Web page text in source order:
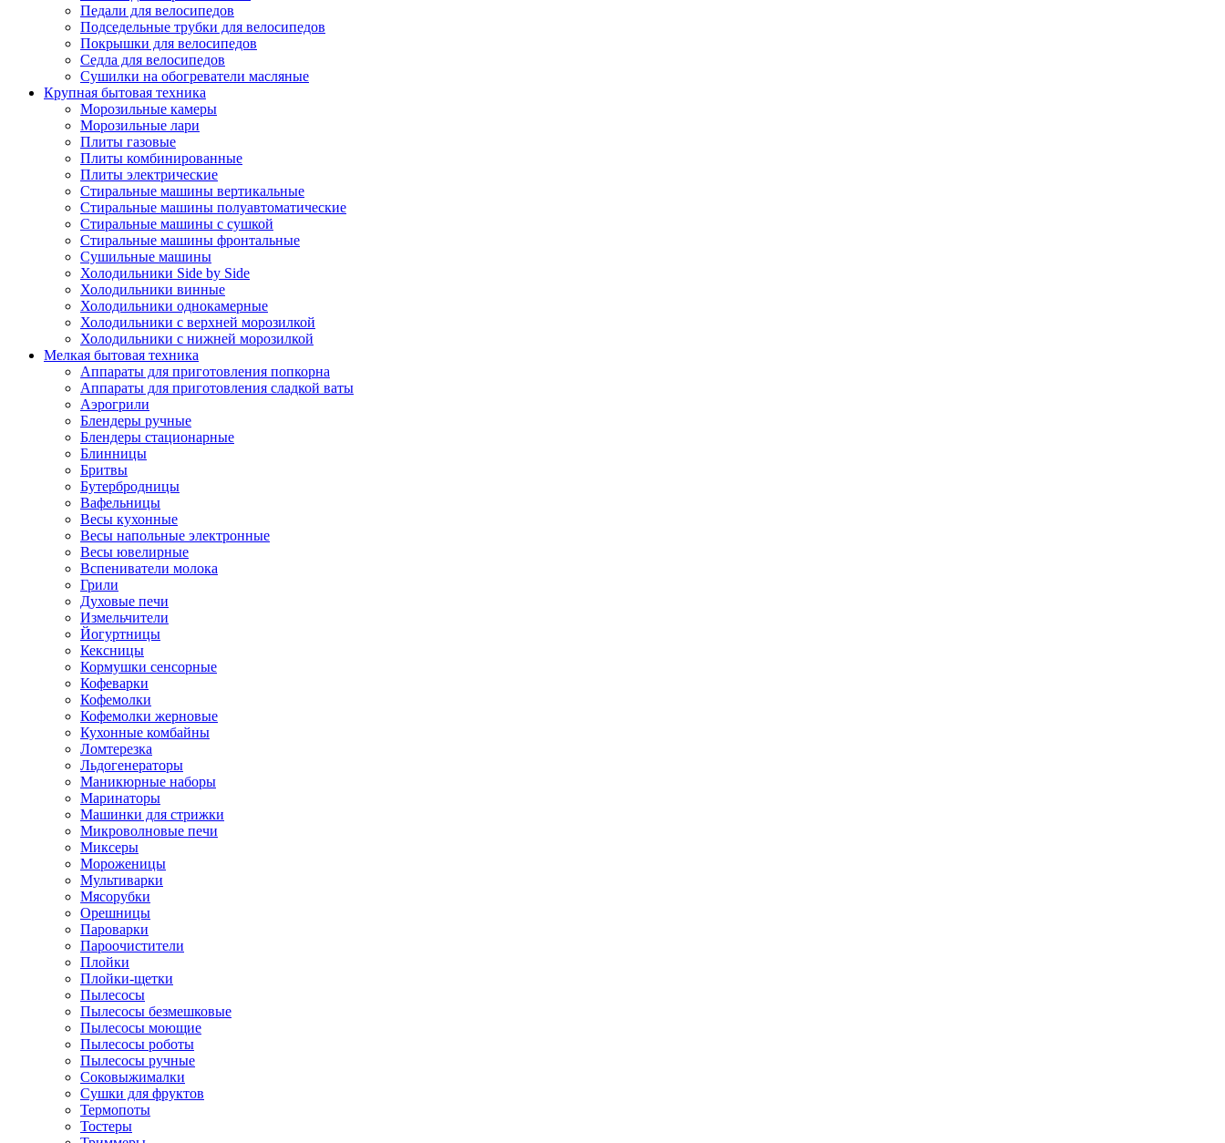
Педали для велосипедов
Подседельные трубки для велосипедов
Покрышки для велосипедов
Седла для велосипедов
Сушилки на обогреватели масляные
Крупная бытовая техника
Морозильные камеры
Морозильные лари
Плиты газовые
Плиты комбинированные
Плиты электрические
Стиральные машины вертикальные
Стиральные машины полуавтоматические
Стиральные машины с сушкой
Стиральные машины фронтальные
Сушильные машины
Холодильники Side by Side
Холодильники винные
Холодильники однокамерные
Холодильники с верхней морозилкой
Холодильники с нижней морозилкой
Мелкая бытовая техника
Аппараты для приготовления попкорна
Аппараты для приготовления сладкой ваты
Аэрогрили
Блендеры ручные
Блендеры стационарные
Блинницы
Бритвы
Бутербродницы
Вафельницы
Весы кухонные
Весы напольные электронные
Весы ювелирные
Вспениватели молока
Грили
Духовые печи
Измельчители
Йогуртницы
Кексницы
Кормушки сенсорные
Кофеварки
Кофемолки
Кофемолки жерновые
Кухонные комбайны
Ломтерезка
Льдогенераторы
Маникюрные наборы
Маринаторы
Машинки для стрижки
Микроволновые печи
Миксеры
Мороженицы
Мультиварки
Мясорубки
Орешницы
Пароварки
Пароочистители
Плойки
Плойки-щетки
Пылесосы
Пылесосы безмешковые
Пылесосы моющие
Пылесосы роботы
Пылесосы ручные
Соковыжималки
Сушки для фруктов
Термопоты
Тостеры